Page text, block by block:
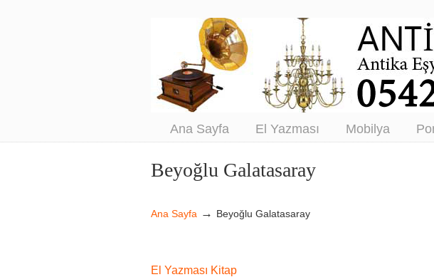
Antikacı –
Satım
Ana Sayfa El Yazması Mobilya
Navigation
Beyoğlu Galatasaray
Ana Sayfa → Beyoğlu Galatasaray
El Yazması Kitap